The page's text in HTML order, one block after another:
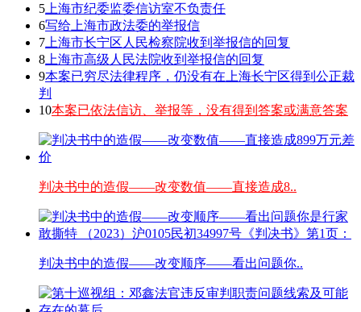
5 上海市纪委监委信访室不负责任
6写给上海市政法委的举报信
7 上海市长宁区人民检察院收到举报信的回复
8 上海市高级人民法院收到举报信的回复
9本案已穷尽法律程序，仍没有在上海长宁区得到公正裁
判
10本案已依法信访、举报等，没有得到答案或满意答案
判决书中的造假——改变数值——直接造成8..
判决书中的造假——改变顺序——看出问题你..